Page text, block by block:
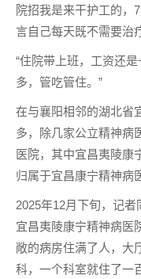
院招我是来干护工的，
言自己每天既不需要治
“住院带上班，工资还
多，管吃管住。”
在与襄阳相邻的湖北省
多，除几家公立精神病
医院，其中宜昌夷陵康
归属于宜昌康宁精神病
2025年12月下旬，记
宜昌夷陵康宁精神病医
敞的病房住满了人，大
科，一个科室就住了一